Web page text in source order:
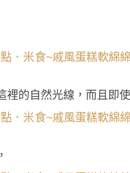
的自然光線，而且即